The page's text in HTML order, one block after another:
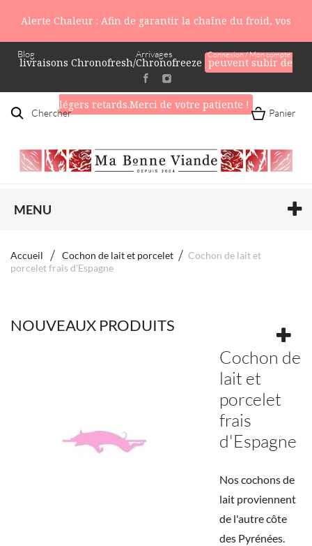
Alerte Chaleur : Afin de garantir la chaîne du froid, vos
livraisons Chronofresh/Chronofreeze peuvent subir de
légers retards.Merci de votre patiente !
Blog Connexion / Mon compte
Arrivages
Chercher Panier
MENU
Accueil Cochon de lait et porcelet
Cochon de lait et
porcelet frais d'Espagne
NOUVEAUX PRODUITS
Cochon de
lait et
porcelet
frais
d'Espagne
Nos cochons de
lait proviennent
de l'autre côte
des Pyrénées.